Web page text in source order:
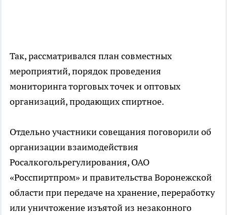
Так, рассматривался план совместных
мероприятий, порядок проведения
мониторинга торговых точек и оптовых
организаций, продающих спиртное.
Отдельно участники совещания поговорили об
организации взаимодействия
Росалкогольрегулирования, ОАО
«Росспиртпром» и правительства Воронежской
области при передаче на хранение, переработку
или уничтожение изъятой из незаконного